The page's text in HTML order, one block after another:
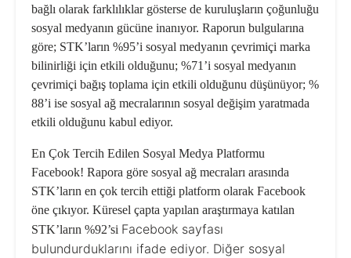
bağlı olarak farklılıklar gösterse de kuruluşların çoğunluğu
sosyal medyanın gücüne inanıyor. Raporun bulgularına
göre; STK’ların %95’i sosyal medyanın çevrimiçi marka
bilinirliği için etkili olduğunu; %71’i sosyal medyanın
çevrimiçi bağış toplama için etkili olduğunu düşünüyor; %
88’i ise sosyal ağ mecralarının sosyal değişim yaratmada
etkili olduğunu kabul ediyor.
En Çok Tercih Edilen Sosyal Medya Platformu
Facebook! Rapora göre sosyal ağ mecraları arasında
STK’ların en çok tercih ettiği platform olarak Facebook
öne çıkıyor. Küresel çapta yapılan araştırmaya katılan
STK’ların %92’si Facebook sayfası
bulundurduklarını ifade ediyor. Diğer sosyal